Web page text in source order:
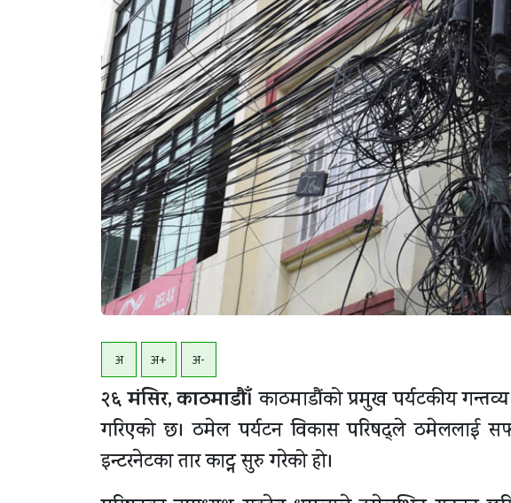
अ अ+ अ-
२६ मंसिर, काठमाडाैँ। काठमाडौंको प्रमुख पर्यटकीय
गरिएको छ। ठमेल पर्यटन विकास परिषद्ले ठमेललाई
इन्टरनेटका तार काट्न सुरु गरेको हो।